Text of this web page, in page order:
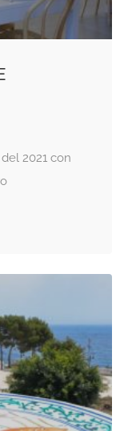
2021 con